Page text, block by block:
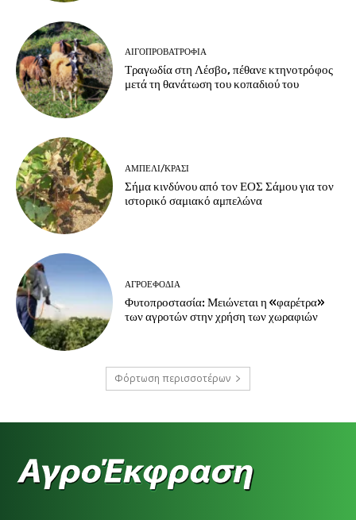
ΑΙΓΟΠΡΟΒΑΤΡΟΦΊΑ
Τραγωδία στη Λέσβο, πέθανε κτηνοτρόφος
μετά τη θανάτωση του κοπαδιού του
ΑΜΠΈΛΙ/ΚΡΑΣΊ
Σήμα κινδύνου από τον ΕΟΣ Σάμου για τον
ιστορικό σαμιακό αμπελώνα
ΑΓΡΟΕΦΌΔΙΑ
Φυτοπροστασία: Μειώνεται η «φαρέτρα»
των αγροτών στην χρήση των χωραφιών
Φόρτωση περισσοτέρων